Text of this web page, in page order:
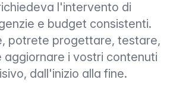
l'intervento di
e budget consistenti.
potrete progettare, testare,
aggiornare i vostri contenuti
dall'inizio alla fine.